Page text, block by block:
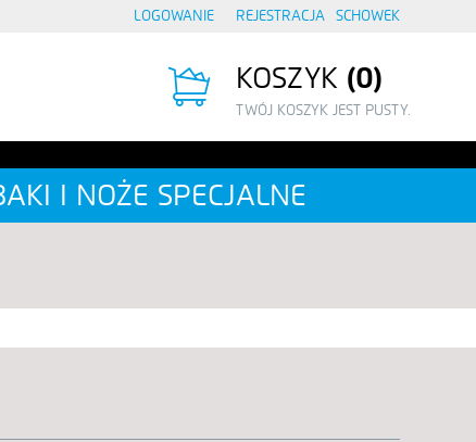
LOGOWANIE REJESTRACJA
KOSZYK 0
TWÓJ KOSZYK JEST PUSTY.
SCHOWEK
I NOŻE SPECJALNE